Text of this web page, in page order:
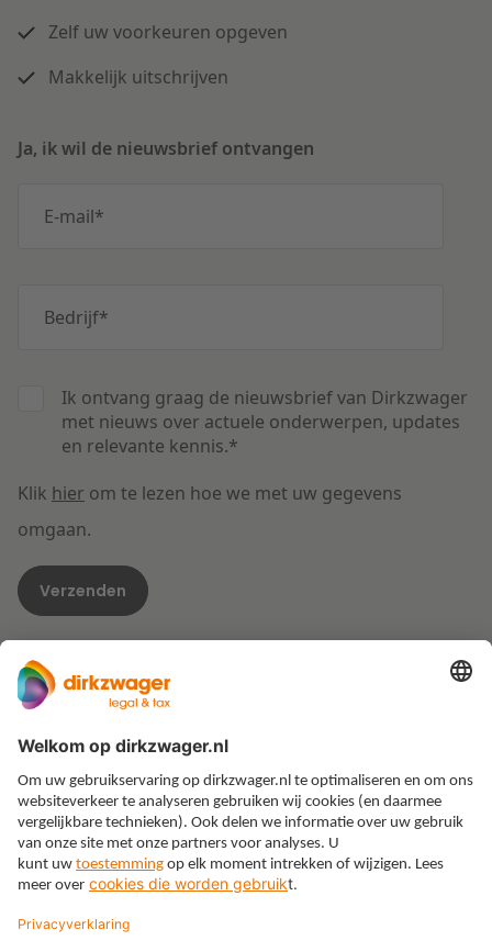
Zelf uw voorkeuren opgeven
Makkelijk uitschrijven
Ja, ik wil de nieuwsbrief ontvangen
E-mail*
Bedrijf*
Ik ontvang graag de nieuwsbrief van Dirkzwager
met nieuws over actuele onderwerpen, updates
en relevante kennis.*
Klik hier om te lezen hoe we met uw gegevens
omgaan.
Expertises
Thema’s